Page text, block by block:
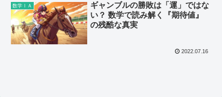
数学ⅠＡ
ギャンブルの勝敗は「運」ではな
い？ 数学で読み解く『期待値』
の残酷な真実
2022.07.16